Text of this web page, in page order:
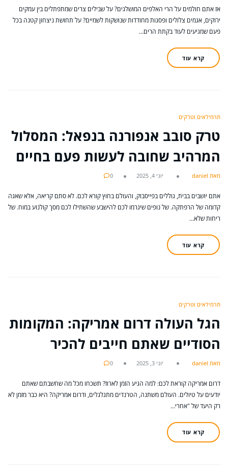
אז אתם חולמים על הרי האלפים המושלגים? על שבילים צרים שמתפתלים בין עמקים
ירוקים, אגמים צלולים ופסגות מחודדות שנושקות לשמיים? על תחושת ניצחון קטנה בכל
פעם שמגיעים לעוד בקתת הרים…
קרא עוד
תרמילאים וטרקים
טרק סובב אנפורנה בנפאל: המסלול
המרהיב שחובה לעשות פעם בחיים
מאת daniel יוני 4, 2025 0
אתם יושבים בבית, גוללים בפייסבוק, והעולם בחוץ קורא לכם. לא סתם קריאה, אלא שאגה
קדומה של הרפתקה. של נופים שיגרמו לכם להישבע שהשתילו לכם מסך קולנוע במוח. של
ריחות שלא…
קרא עוד
תרמילאים וטרקים
הגל העולה דרום אמריקה: המקומות
הסודיים שאתם חייבים להכיר
מאת daniel יוני 3, 2025 0
דרום אמריקה קוראת לכם: למה הגיע הזמן לארוז? תשכחו מכל מה שחשבתם שאתם
יודעים על טיולים. העולם משתנה, הטרנדים מתגלגלים, ודרום אמריקה? היא כבר מזמן לא
רק היעד של "אחרי…
קרא עוד